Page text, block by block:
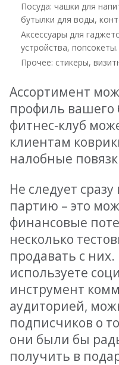
Посуда: чашки для
бутылки для воды,
Аксессуары для
устройства, попсокеты.
Прочее: стикеры,
Ассортимент
профиль вашего
фитнес-клуб
клиентам
налобные
Не следует
партию – это
финансовые
несколько
продавать с
используете
инструмент
аудиторией,
подписчиков о
они были бы
получить в